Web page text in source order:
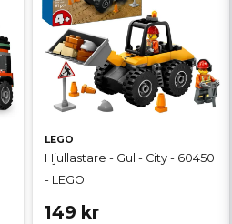
LEGO
Hjullastare - Gul - City - 60450
- LEGO
149 kr